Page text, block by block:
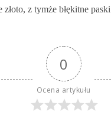
złoto, z tymże błękitne
0
Ocena artykułu